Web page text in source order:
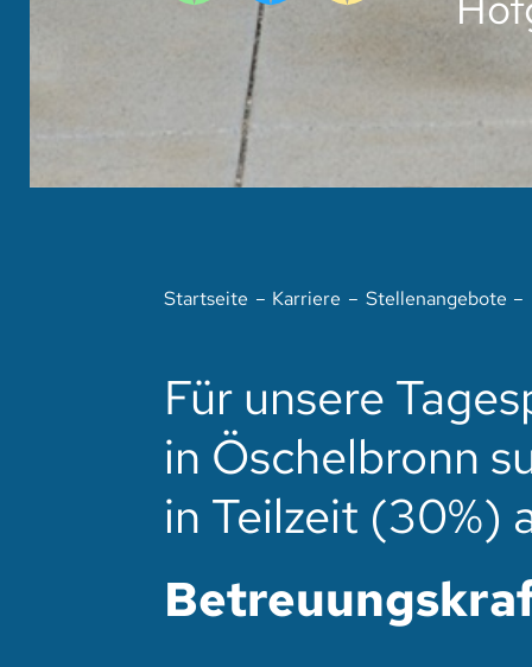
Startseite Karriere Stellenangebote
Für unsere
in Öschelbronn
in Teilzeit (30%)